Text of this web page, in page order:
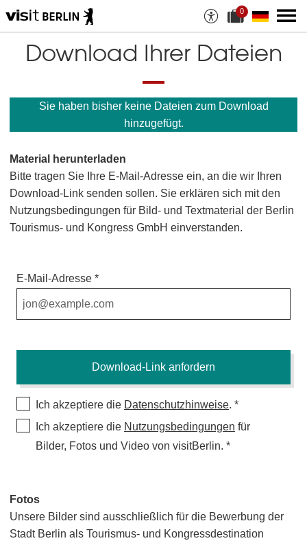
A
u
w
a
n
a
i
a
l
i
n
0
a
k
u
e
D
t
n
z
a
h
Download Ihrer Dateien
Sie haben bisher keine Dateien zum Download
hinzugefügt.
Material herunterladen
Bitte tragen Sie Ihre E-Mail-Adresse ein, an die wir Ihren
Download-Link senden sollen. Sie erklären sich mit den
Nutzungsbedingungen für Bild- und Textmaterial der Berlin
Tourismus- und Kongress GmbH einverstanden.
E-Mail-Adresse
Ich akzeptiere die Datenschutzhinweise.
Ich akzeptiere die Nutzungsbedingungen für
Bilder, Fotos und Video von visitBerlin.
Fotos
Unsere Bilder sind ausschließlich für die Bewerbung der
Stadt Berlin als Tourismus- und Kongressdestination